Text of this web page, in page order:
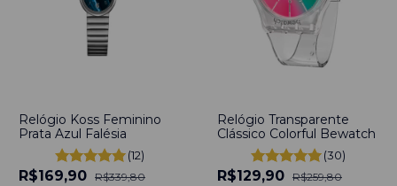
Relógio Koss Feminino
Prata Azul Falésia
(12)
R$169,90 R$339,80
Relógio Transparente
Clássico Colorful Bewatch
(30)
R$129,90 R$259,80